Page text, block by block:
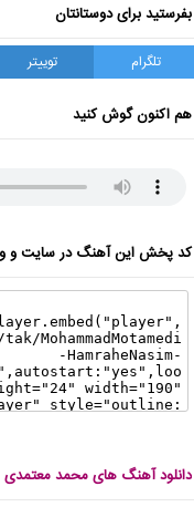
بفرستید برای دوستانتان
تلگرام توییتر
هم اکنون گوش کنید
کد پخش این آهنگ در سایت و
دانلود آهنگ های محمد معتمدی